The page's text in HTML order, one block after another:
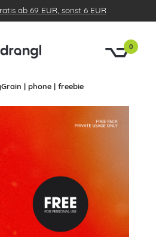
ab 69 EUR, sonst 6 EUR
0
| phone | freebie